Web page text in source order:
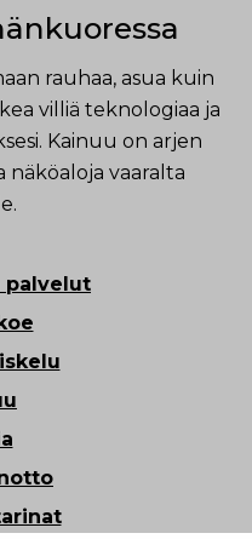
rauhaa, asua kuin
villiä teknologiaa ja
Kainuu on arjen
vaaralta
palvelut